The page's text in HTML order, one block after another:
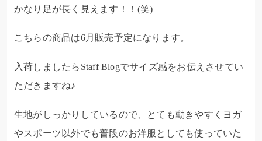
かなり足が長く見えます！！(笑)
こちらの商品は6月販売予定になります。
入荷しましたらStaff Blogでサイズ感をお伝えさせてい
ただきますね♪
生地がしっかりしているので、とても動きやすくヨガ
やスポーツ以外でも普段のお洋服としても使っていた